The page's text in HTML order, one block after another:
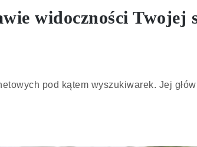
widoczności Twojej
pod kątem wyszukiwarek. Jej